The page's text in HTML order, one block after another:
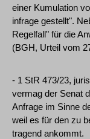
einer Kumulation
infrage gestellt".
Regelfall" für die
(BGH, Urteil vom
- 1 StR 473/23,
vermag der Senat
Anfrage im Sinne
weil es für den zu
tragend ankommt.